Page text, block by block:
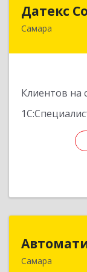
Датекс
Самара
Клиентов на
443070,
Самара